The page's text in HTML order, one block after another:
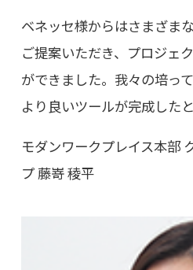
ベネッセ様からはさまざま
ご提案いただき、プロジェ
ができました。我々の培っ
より良いツールが完成した
モダンワークプレイス本部
プ 藤嵜 稜平